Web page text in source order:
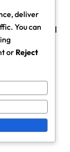
años
Copa Mundial
En torneos
más
riguroso y a
que el
los
lo que
deliver
You can
orReject